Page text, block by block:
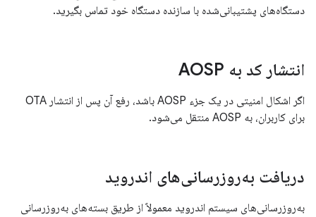
دستگاه‌های پشتیبانی‌شده با سازنده دستگاه خود تماس بگیرید.
انتشار کد به AOSP
اگر اشکال امنیتی در یک جزء AOSP باشد، رفع آن پس از انتشار OTA
برای کاربران، به AOSP منتقل می‌شود.
دریافت به‌روزرسانی‌های اندروید
به‌روزرسانی‌های سیستم اندروید معمولاً از طریق بسته‌های به‌روزرسانی